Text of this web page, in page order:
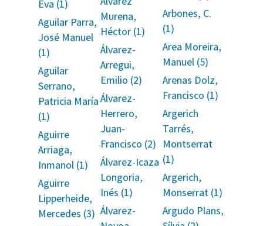
Eva (1)
Aguilar Parra,
José Manuel
(1)
Aguilar
Serrano,
Patricia María
(1)
Aguirre
Arriaga,
Inmanol (1)
Aguirre
Lipperheide,
Mercedes (3)
Murena,
Héctor (1)
Álvarez-
Arregui,
Emilio (2)
Álvarez-
Herrero,
Juan-
Francisco (2)
Álvarez-Icaza
Longoria,
Inés (1)
Álvarez-
Arbones, C.
(1)
Area Moreira,
Manuel (5)
Arenas Dolz,
Francisco (1)
Argerich
Tarrés,
Montserrat
(1)
Argerich,
Monserrat (1)
Argudo Plans,